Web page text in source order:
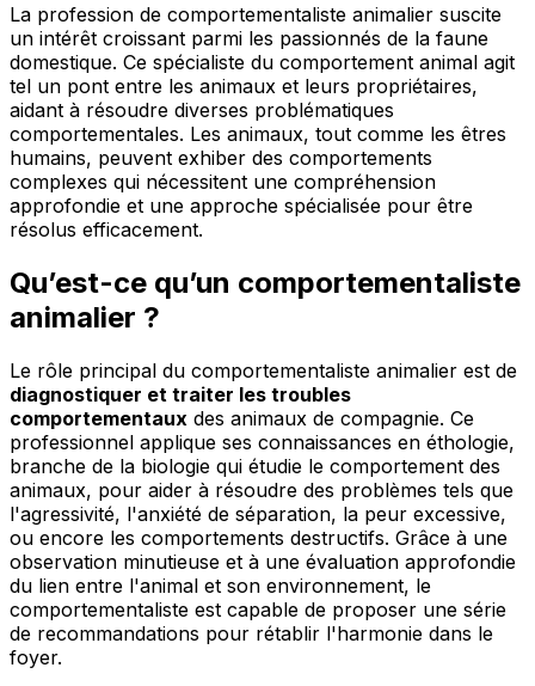
La profession de comportementaliste animalier suscite
un intérêt croissant parmi les passionnés de la faune
domestique. Ce spécialiste du comportement animal agit
tel un pont entre les animaux et leurs propriétaires,
aidant à résoudre diverses problématiques
comportementales. Les animaux, tout comme les êtres
humains, peuvent exhiber des comportements
complexes qui nécessitent une compréhension
approfondie et une approche spécialisée pour être
résolus efficacement.
Qu’est-ce qu’un comportementaliste
animalier ?
Le rôle principal du comportementaliste animalier est de
diagnostiquer et traiter les troubles
comportementaux des animaux de compagnie. Ce
professionnel applique ses connaissances en éthologie,
branche de la biologie qui étudie le comportement des
animaux, pour aider à résoudre des problèmes tels que
l'agressivité, l'anxiété de séparation, la peur excessive,
ou encore les comportements destructifs. Grâce à une
observation minutieuse et à une évaluation approfondie
du lien entre l'animal et son environnement, le
comportementaliste est capable de proposer une série
de recommandations pour rétablir l'harmonie dans le
foyer.